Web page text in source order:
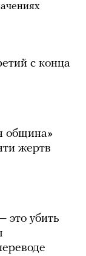
с конца
община»
жертв
это убить